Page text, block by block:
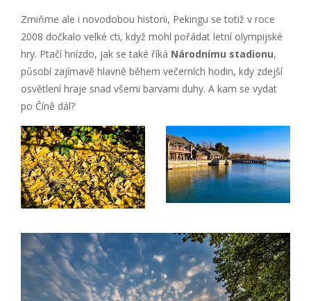
Zmiňme ale i novodobou historii, Pekingu se totiž v roce
2008 dočkalo velké cti, když mohl pořádat letní olympijské
hry. Ptačí hnízdo, jak se také říká Národnímu stadionu,
působí zajímavě hlavně během večerních hodin, kdy zdejší
osvětlení hraje snad všemi barvami duhy. A kam se vydat
po Číně dál?